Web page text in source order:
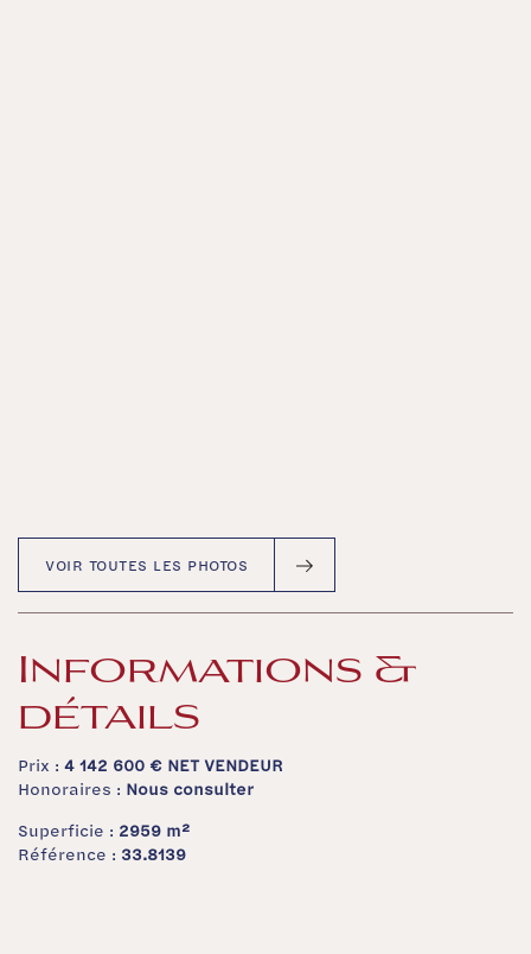
VOIR TOUTES LES PHOTOS
Informations &
détails
Prix : 4 142 600 € NET VENDEUR
Honoraires : Nous consulter
Superficie : 2959 m²
Référence : 33.8139